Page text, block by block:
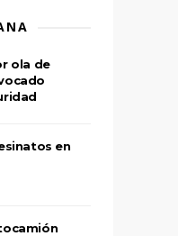
ola de
en